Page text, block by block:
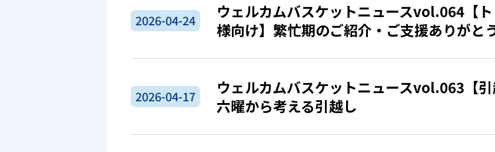
2026-04-24
ウェルカムバスケットニュースvol.064【
様向け】繁忙期のご紹介・ご支援ありがと
2026-04-17
ウェルカムバスケットニュースvol.063【引
六曜から考える引越し